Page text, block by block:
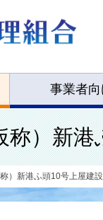
事業者
称）新
）新港ふ頭10号上屋建